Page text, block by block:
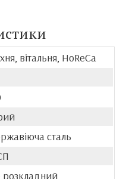
вітальня, HoReCa
сталь
розкладний